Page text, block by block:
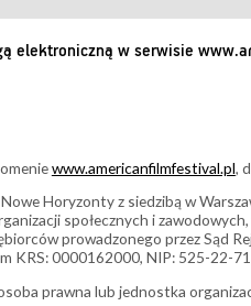
elektroniczną w serwisie
www.americanfilmfestival.pl,
Horyzonty z siedzibą w
społecznych i
prowadzonego przez Sąd
KRS: 0000162000, NIP: 525-22-
prawna lub jednostka